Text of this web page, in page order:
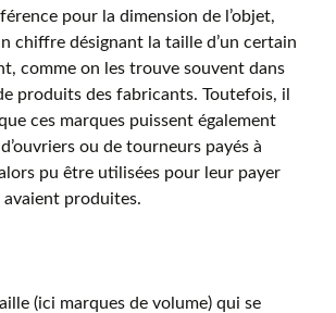
pour la dimension de l’objet,
chiffre désignant la taille d’un certain
comme on les trouve souvent dans
produits des fabricants. Toutefois, il
ces marques puissent également
ou de tourneurs payés à
pu être utilisées pour leur payer
avaient produites.
(ici marques de volume) qui se